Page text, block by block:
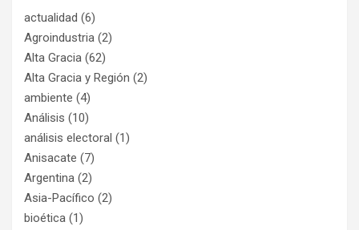
actualidad (6)
Agroindustria (2)
Alta Gracia (62)
Alta Gracia y Región (2)
ambiente (4)
Análisis (10)
análisis electoral (1)
Anisacate (7)
Argentina (2)
Asia-Pacífico (2)
bioética (1)